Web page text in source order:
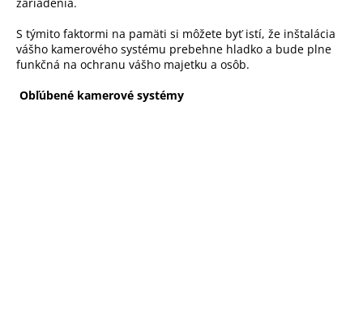
S týmito faktormi na pamäti si môžete byť istí, že inštalácia
vášho kamerového systému prebehne hladko a bude plne
funkčná na ochranu vášho majetku a osôb.
Obľúbené kamerové systémy